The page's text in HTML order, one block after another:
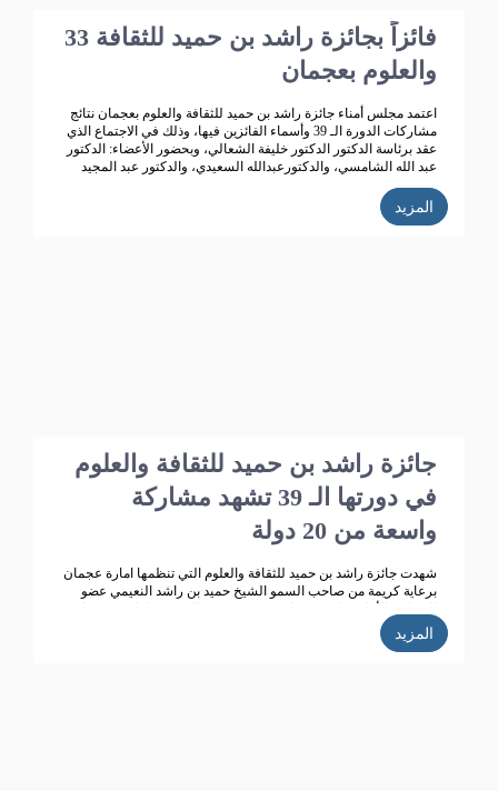
33 فائزاً بجائزة راشد بن حميد للثقافة
والعلوم بعجمان
اعتمد مجلس أمناء جائزة راشد بن حميد للثقافة والعلوم بعجمان نتائج
مشاركات الدورة الـ 39 وأسماء الفائزين فيها، وذلك في الاجتماع الذي
عقد برئاسة الدكتور الدكتور خليفة الشعالي، وبحضور الأعضاء: الدكتور
عبد الله الشامسي، والدكتورعبدالله السعيدي، والدكتور عبد المجيد
الخاجة، والدكتور خالد الخاجة، والدكتور سيف الشعالي، والدكتورة نهلة
القاسمي، وأحمد حبيب الغريب، وخميس عبدالله، ونجيبة محمد
الرفاعي. وفائقة هلال بو هزاع
المزيد
جائزة راشد بن حميد للثقافة والعلوم
في دورتها الـ 39 تشهد مشاركة
واسعة من 20 دولة
شهدت جائزة راشد بن حميد للثقافة والعلوم التي تنظمها امارة عجمان
برعاية كريمة من صاحب السمو الشيخ حميد بن راشد النعيمي عضو
بن صقر آل نهيان رئيسة جمعية أم المؤمنين ، تطوراً كبيراً وانتشاراً
المزيد